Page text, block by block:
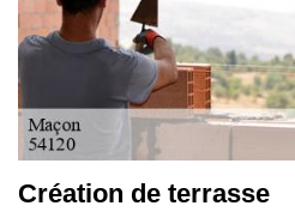
Création de terrasse